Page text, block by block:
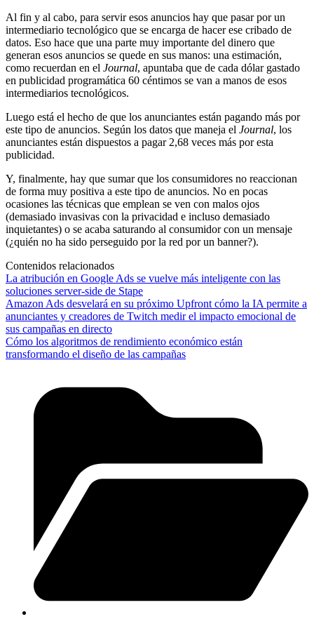
Al fin y al cabo, para servir esos anuncios hay que pasar por un
intermediario tecnológico que se encarga de hacer ese cribado de
datos. Eso hace que una parte muy importante del dinero que
generan esos anuncios se quede en sus manos: una estimación,
como recuerdan en el Journal, apuntaba que de cada dólar gastado
en publicidad programática 60 céntimos se van a manos de esos
intermediarios tecnológicos.
Luego está el hecho de que los anunciantes están pagando más por
este tipo de anuncios. Según los datos que maneja el Journal, los
anunciantes están dispuestos a pagar 2,68 veces más por esta
publicidad.
Y, finalmente, hay que sumar que los consumidores no reaccionan
de forma muy positiva a este tipo de anuncios. No en pocas
ocasiones las técnicas que emplean se ven con malos ojos
(demasiado invasivas con la privacidad e incluso demasiado
inquietantes) o se acaba saturando al consumidor con un mensaje
(¿quién no ha sido perseguido por la red por un banner?).
Contenidos relacionados
La atribución en Google Ads se vuelve más inteligente con las
soluciones server-side de Stape
Amazon Ads desvelará en su próximo Upfront cómo la IA permite a
anunciantes y creadores de Twitch medir el impacto emocional de
sus campañas en directo
Cómo los algoritmos de rendimiento económico están
transformando el diseño de las campañas